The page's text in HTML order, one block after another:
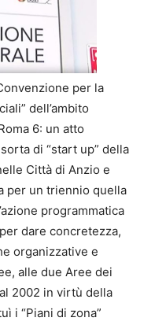
per la
dell’ambito
6: un atto
di “start up” della
Città di Anzio e
per un triennio quella
programmatica
dare concretezza,
organizzative e
alle due Aree dei
2002 in virtù della
i “Piani di zona”